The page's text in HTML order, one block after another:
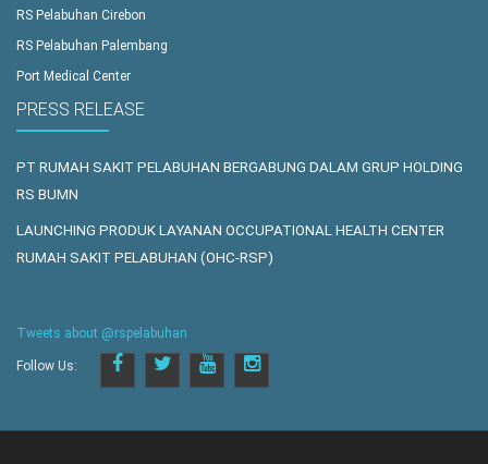
RS Pelabuhan Cirebon
RS Pelabuhan Palembang
Port Medical Center
PRESS RELEASE
PT RUMAH SAKIT PELABUHAN BERGABUNG DALAM GRUP HOLDING
RS BUMN
LAUNCHING PRODUK LAYANAN OCCUPATIONAL HEALTH CENTER
RUMAH SAKIT PELABUHAN (OHC-RSP)
Tweets about @rspelabuhan
Follow Us: